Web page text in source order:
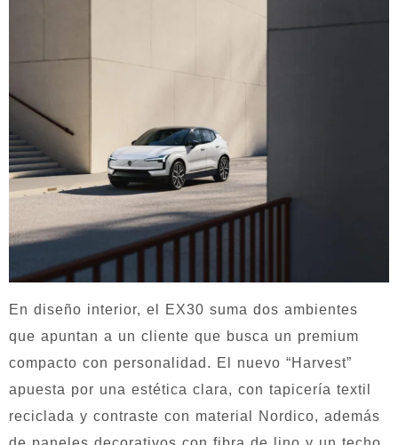
En diseño interior, el EX30 suma dos ambientes
que apuntan a un cliente que busca un premium
compacto con personalidad. El nuevo “Harvest”
apuesta por una estética clara, con tapicería textil
reciclada y contraste con material Nordico, además